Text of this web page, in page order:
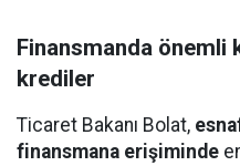
Finansmanda önemli
krediler
Ticaret Bakanı Bolat,
finansmana erişiminde